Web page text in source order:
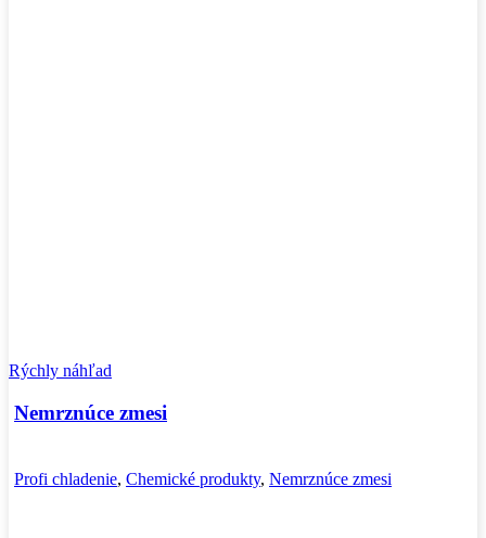
Rýchly náhľad
Nemrznúce zmesi
Profi chladenie, Chemické produkty, Nemrznúce zmesi